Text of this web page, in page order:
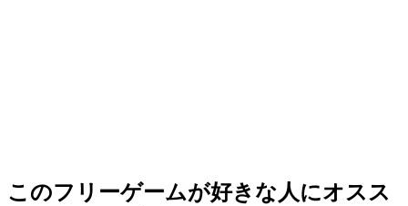
このフリーゲームが好きな人にオスス